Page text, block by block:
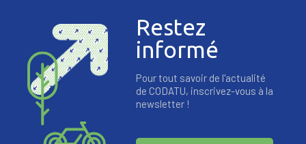
Restez
informé
Pour tout savoir de l'actualité
de CODATU, inscrivez-vous à la
newsletter !